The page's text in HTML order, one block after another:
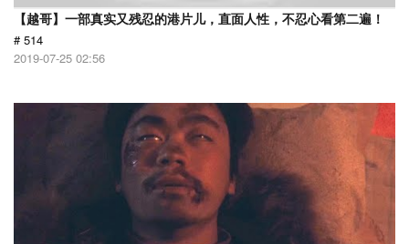
【越哥】一部真实又残忍的港片儿，直面人性，不忍心看第二遍！
# 514
2019-07-25 02:56